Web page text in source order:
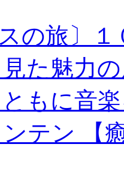
スの旅〕
た魅力
もに音
テン 【